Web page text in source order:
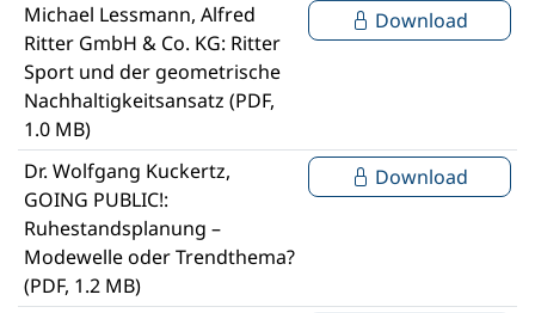
Michael Lessmann, Alfred
Ritter GmbH & Co. KG: Ritter
Sport und der geometrische
Nachhaltigkeitsansatz (PDF,
1.0 MB)
Download
Dr. Wolfgang Kuckertz,
GOING PUBLIC!:
Ruhestandsplanung –
Modewelle oder Trendthema?
(PDF, 1.2 MB)
Download